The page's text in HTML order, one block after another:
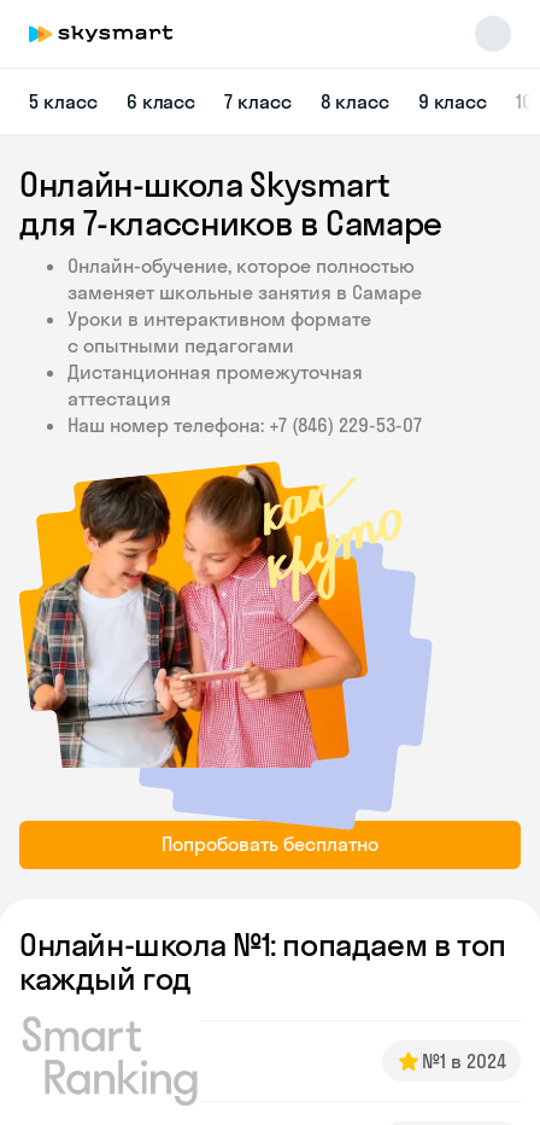
5 класс 6 класс 7 класс 8 класс 9 класс
Онлайн-школа Skysmart
для 7‑классников в Самаре
Онлайн-обучение, которое полностью
заменяет школьные занятия в Самаре
Уроки в интерактивном формате
с опытными педагогами
Дистанционная промежуточная
аттестация
Наш номер телефона: +7 (846) 229‑53‑07
Попробовать бесплатно
Онлайн-школа №1: попадаем в топ
каждый год
№1 в 2024
Skysmart Chat